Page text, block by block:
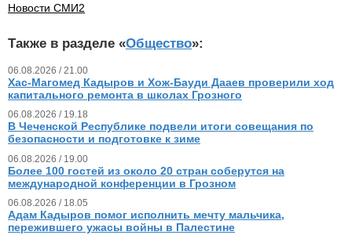
Новости СМИ2
Также в разделе «Общество»:
06.08.2026 / 21.00
Хас-Магомед Кадыров и Хож-Бауди Дааев проверили ход
капитального ремонта в школах Грозного
06.08.2026 / 19.18
В Чеченской Республике подвели итоги совещания по
безопасности и подготовке к зиме
06.08.2026 / 19.00
Более 100 гостей из около 20 стран соберутся на
международной конференции в Грозном
06.08.2026 / 18.05
Адам Кадыров помог исполнить мечту мальчика,
пережившего ужасы войны в Палестине